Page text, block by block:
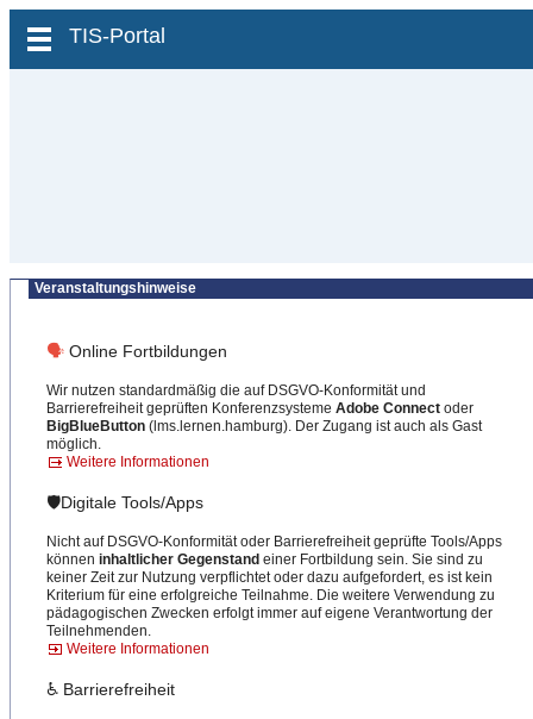
zum Inhalt wechseln
TIS-Portal
Veranstaltungshinweise
🗣 Online Fortbildungen
Wir nutzen standardmäßig die auf DSGVO-Konformität und
Barrierefreiheit geprüften Konferenzsysteme Adobe Connect oder
BigBlueButton (lms.lernen.hamburg). Der Zugang ist auch als Gast
möglich.
Weitere Informationen
🛡️Digitale Tools/Apps
Nicht auf DSGVO-Konformität oder Barrierefreiheit geprüfte Tools/Apps
können inhaltlicher Gegenstand einer Fortbildung sein. Sie sind zu
keiner Zeit zur Nutzung verpflichtet oder dazu aufgefordert, es ist kein
Kriterium für eine erfolgreiche Teilnahme. Die weitere Verwendung zu
pädagogischen Zwecken erfolgt immer auf eigene Verantwortung der
Teilnehmenden.
Weitere Informationen
♿ Barrierefreiheit